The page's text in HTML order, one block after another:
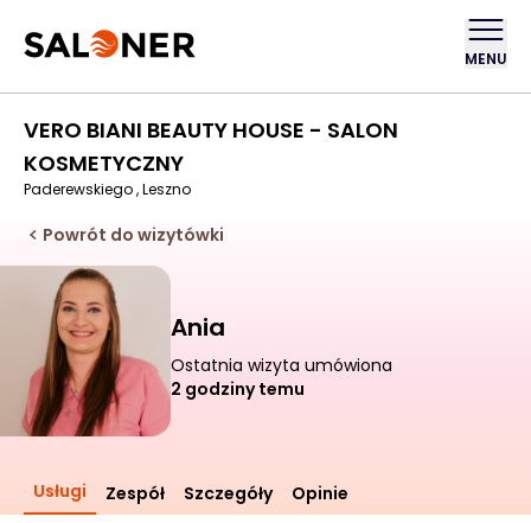
MENU
VERO BIANI BEAUTY HOUSE - SALON
KOSMETYCZNY
Paderewskiego , Leszno
Powrót do wizytówki
Ania
Ostatnia wizyta umówiona
2 godziny temu
Usługi Zespół Szczegóły Opinie